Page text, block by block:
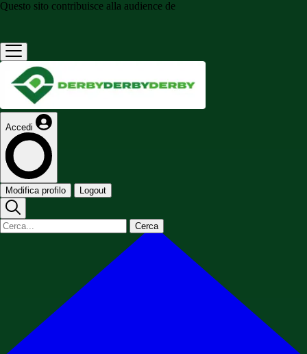
Questo sito contribuisce alla audience de
Accedi
Modifica profilo Logout
Cerca